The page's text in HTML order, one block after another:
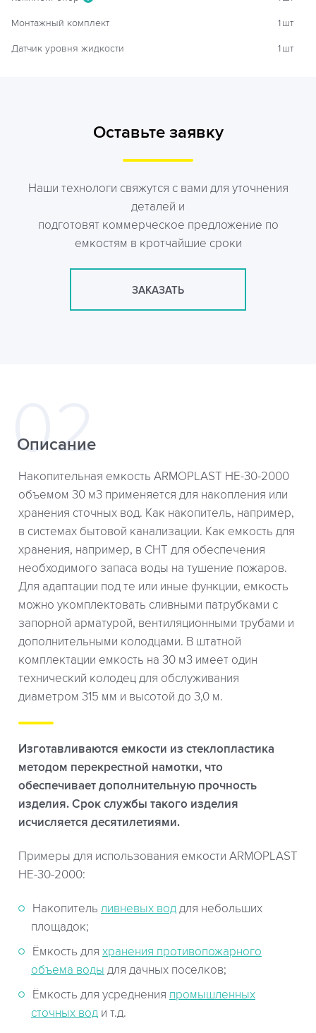
Монтажный комплект 1шт
Датчик уровня жидкости 1шт
Оставьте заявку
Наши технологи свяжутся с вами для уточнения
деталей и
подготовят коммерческое предложение по
емкостям в кротчайшие сроки
ЗАКАЗАТЬ
Описание
Накопительная емкость ARMOPLAST НЕ-30-2000
объемом 30 м3 применяется для накопления или
хранения сточных вод. Как накопитель, например,
в системах бытовой канализации. Как емкость для
хранения, например, в СНТ для обеспечения
необходимого запаса воды на тушение пожаров.
Для адаптации под те или иные функции, емкость
можно укомплектовать сливными патрубками с
запорной арматурой, вентиляционными трубами и
дополнительными колодцами. В штатной
комплектации емкость на 30 м3 имеет один
технический колодец для обслуживания
диаметром 315 мм и высотой до 3,0 м.
Изготавливаются емкости из стеклопластика
методом перекрестной намотки, что
обеспечивает дополнительную прочность
изделия. Срок службы такого изделия
исчисляется десятилетиями.
Примеры для использования емкости ARMOPLAST
НЕ-30-2000:
Накопитель ливневых вод для небольших
площадок;
Ёмкость для хранения противопожарного
объема воды для дачных поселков;
Ёмкость для усреднения промышленных
сточных вод и т.д.